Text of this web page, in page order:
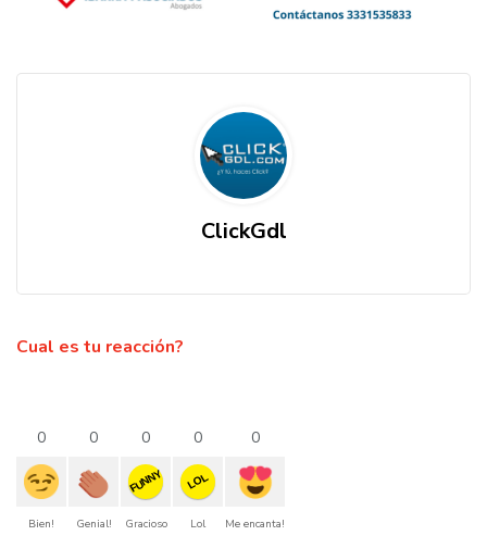
ClickGdl
Cual es tu reacción?
0
Bien!
0
Genial!
0
FUNNY
Gracioso
0
LOL
Lol
0
Me encanta!